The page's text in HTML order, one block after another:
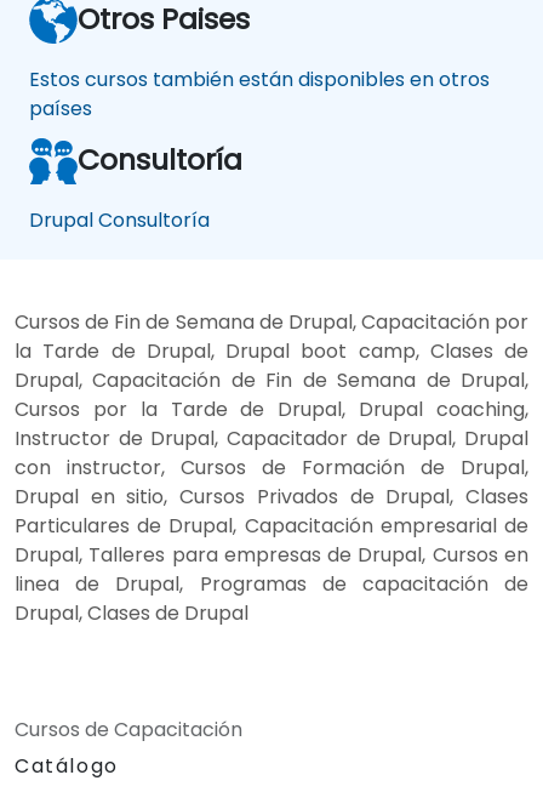
Otros Paises
Estos cursos también están disponibles en otros
países
Consultoría
Drupal Consultoría
Cursos de Fin de Semana de Drupal, Capacitación por
la Tarde de Drupal, Drupal boot camp, Clases de
Drupal, Capacitación de Fin de Semana de Drupal,
Cursos por la Tarde de Drupal, Drupal coaching,
Instructor de Drupal, Capacitador de Drupal, Drupal
con instructor, Cursos de Formación de Drupal,
Drupal en sitio, Cursos Privados de Drupal, Clases
Particulares de Drupal, Capacitación empresarial de
Drupal, Talleres para empresas de Drupal, Cursos en
linea de Drupal, Programas de capacitación de
Drupal, Clases de Drupal
Cursos de Capacitación
Catálogo